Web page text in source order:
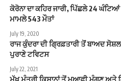
ਕੋਰੋਨਾ ਦਾ ਕਹਿਰ ਜਾਰੀ, ਪਿੱਛਲੇ 24
ਮਾਮਲੇ 543 ਮੌਤਾਂ
July 19, 2020
ਰਾਜ ਕੁੰਦਰਾ ਦੀ ਗ੍ਰਿਫ਼ਤਾਰੀ ਤੋਂ ਬਾਅਦ
ਪੁਰਾਣੇ ਟਵਿਟਸ
July 22, 2021